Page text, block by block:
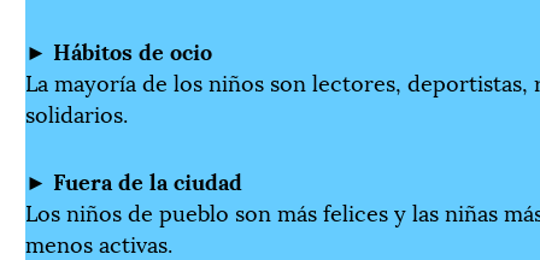
► Hábitos de ocio
La mayoría de los niños son lectores,
solidarios.
► Fuera de la ciudad
Los niños de pueblo son más felices y las niñas
menos activas.